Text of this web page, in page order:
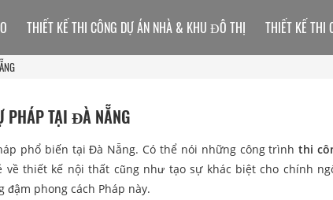
PHÁP TẠI ĐÀ NẴNG
phổ biến tại Đà Nẵng. Có thể nói những công trìnhthi
thiết kế nội thất cũng như tạo sự khác biệt cho chính
phong cách Pháp này.
THIẾT KẾ THI CÔNG DỰ ÁN NHÀ & KHU ĐÔ THỊ THIẾT KẾ THI